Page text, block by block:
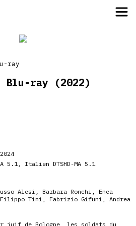
Blu-ray (2022)
5.1, Italien DTSHD-MA 5.1
Alesi, Barbara Ronchi, Enea
Filippo Timi, Fabrizio Gifuni, Andrea
juif de Bologne, les soldats du